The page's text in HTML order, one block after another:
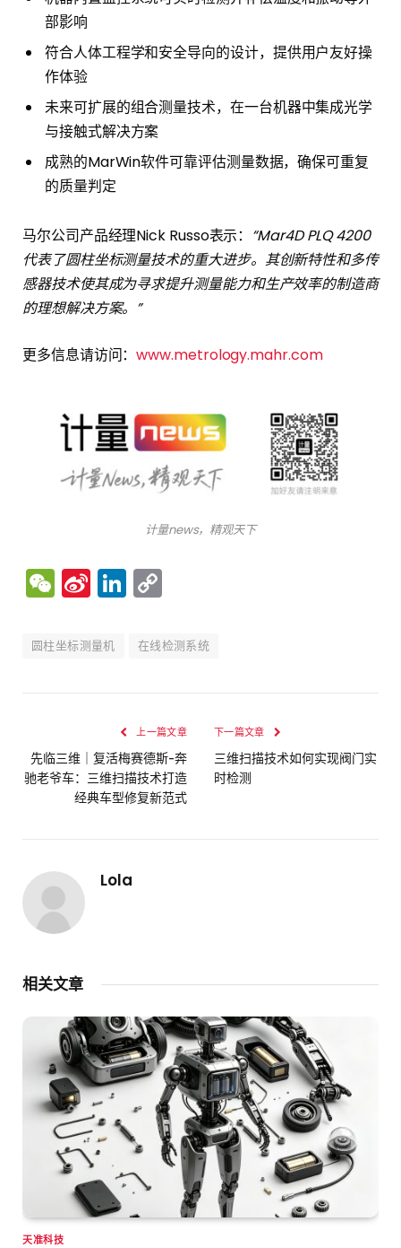
部影响
符合人体工程学和安全导向的设计，提供用户友好操
作体验
未来可扩展的组合测量技术，在一台机器中集成光学
与接触式解决方案
成熟的MarWin软件可靠评估测量数据，确保可重复
的质量判定
马尔公司产品经理Nick Russo表示： “Mar4D PLQ 4200
代表了圆柱坐标测量技术的重大进步。其创新特性和多传
感器技术使其成为寻求提升测量能力和生产效率的制造商
的理想解决方案。”
更多信息请访问：www.metrology.mahr.com
计量news，精观天下
WeChat
Sina
Weibo
LinkedIn
圆柱坐标测量机 在线检测系统
上一篇文章
先临三维｜复活梅赛德斯-奔
驰老爷车：三维扫描技术打造
经典车型修复新范式
下一篇文章
三维扫描技术如何实现阀门实
时检测
Lola
相关文章
天准科技